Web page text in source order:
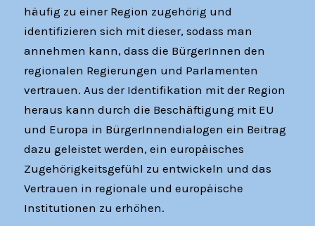
häufig zu einer Region zugehörig und
identifizieren sich mit dieser, sodass man
annehmen kann, dass die BürgerInnen den
regionalen Regierungen und Parlamenten
vertrauen. Aus der Identifikation mit der Region
heraus kann durch die Beschäftigung mit EU
und Europa in BürgerInnendialogen ein Beitrag
dazu geleistet werden, ein europäisches
Zugehörigkeitsgefühl zu entwickeln und das
Vertrauen in regionale und europäische
Institutionen zu erhöhen.